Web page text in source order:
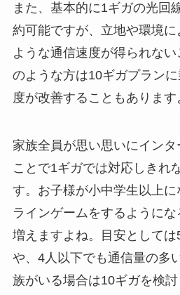
また、基本的に1ギガの光回
約可能ですが、立地や環境に
ような通信速度が得られな
のような方は10ギガプラン
度が改善することもあります
家族全員が思い思いにイン
ことで1ギガでは対応しきれ
す。お子様が小中学生以上
ラインゲームをするように
増えますよね。目安として
や、4人以下でも通信量の多
族がいる場合は10ギガを検